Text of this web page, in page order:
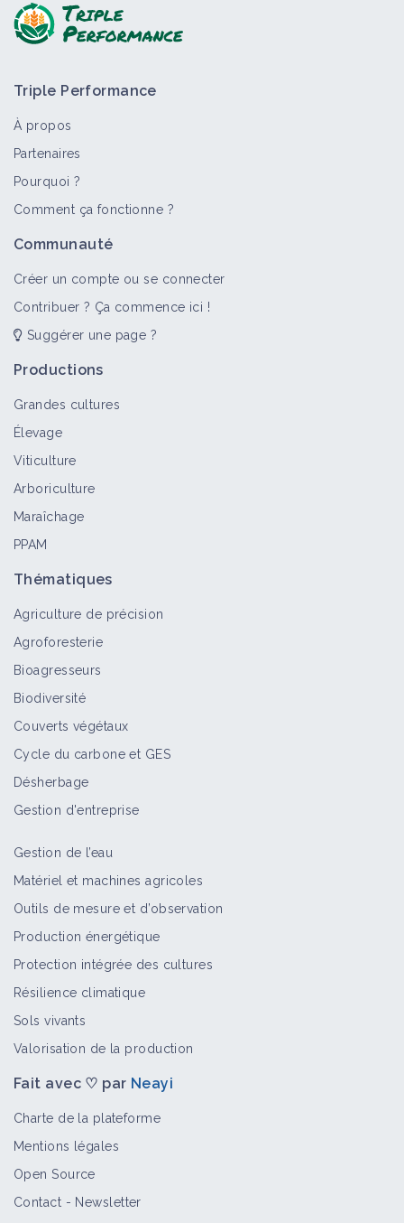
Triple Performance
À propos
Partenaires
Pourquoi ?
Comment ça fonctionne ?
Communauté
Créer un compte ou se connecter
Contribuer ? Ça commence ici !
Suggérer une page ?
Productions
Grandes cultures
Élevage
Viticulture
Arboriculture
Maraîchage
PPAM
Thématiques
Agriculture de précision
Agroforesterie
Bioagresseurs
Biodiversité
Couverts végétaux
Cycle du carbone et GES
Désherbage
Gestion d'entreprise
Gestion de l’eau
Matériel et machines agricoles
Outils de mesure et d’observation
Production énergétique
Protection intégrée des cultures
Résilience climatique
Sols vivants
Valorisation de la production
Fait avec ♡ par Neayi
Charte de la plateforme
Mentions légales
Open Source
Contact - Newsletter